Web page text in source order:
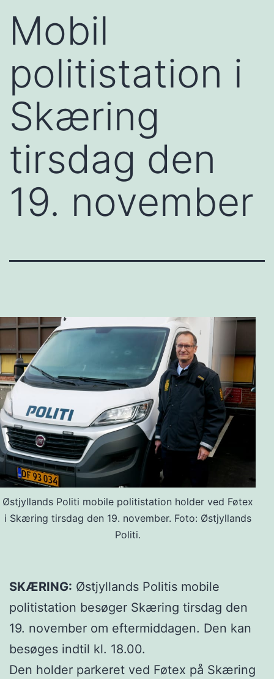
Mobil
politistation i
Skæring
tirsdag den
19. november
Østjyllands Politi mobile politistation holder ved Føtex
i Skæring tirsdag den 19. november. Foto: Østjyllands
Politi.
SKÆRING: Østjyllands Politis mobile
politistation besøger Skæring tirsdag den
19. november om eftermiddagen. Den kan
besøges indtil kl. 18.00.
Den holder parkeret ved Føtex på Skæring